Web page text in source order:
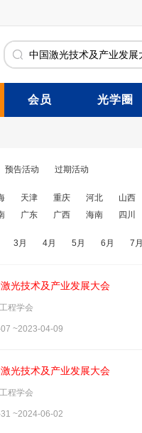
会员 光学圈
预告活动 过期活动
天津 重庆 河北 山西
广东 广西 海南 四川
3月 4月 5月 6月 7月
光技术及产业发展大会
程学会
~2023-04-09
光技术及产业发展大会
程学会
~2024-06-02